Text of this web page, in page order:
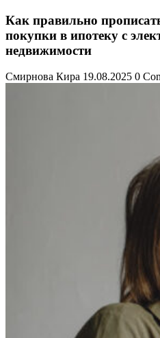
Как правильно
покупки в ипотеку с
недвижимости
Смирнова Кира 19.08.2025 0